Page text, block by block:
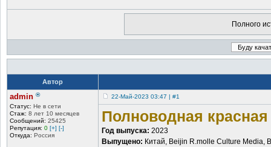
Полного
Автор
admin ®
Статус: Не в сети
Стаж: 8 лет 10 месяцев
Сообщений: 25425
Репутация: 0 [+] [-]
Откуда: Россия
22-Май-2023 03:47 | #1
Полноводная
Год выпуска: 2023
Выпущено: Китай, Beijin R.molle Culture Media,